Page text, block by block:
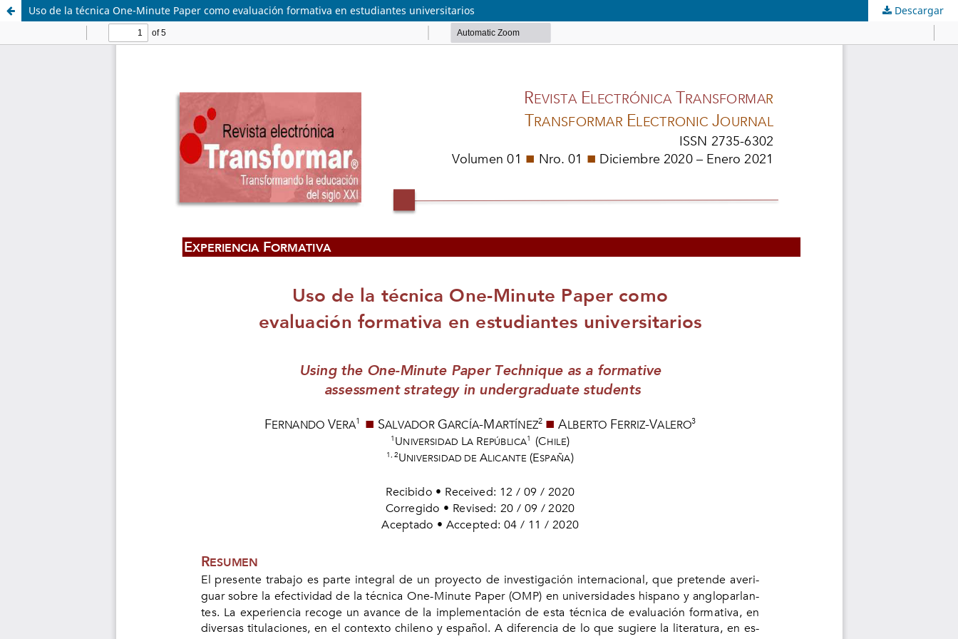
Uso de la técnica One-Minute Paper como evaluación formativa en estudiantes universitarios Descargar